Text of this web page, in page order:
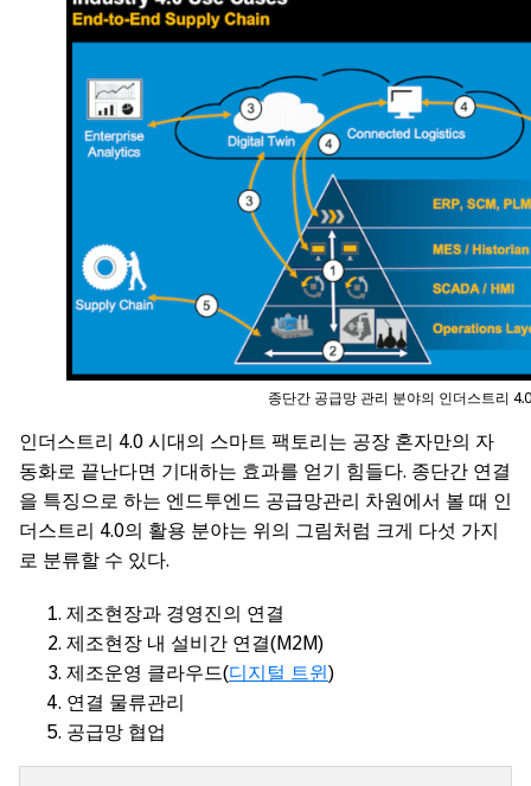
종단간 공급망 관리 분야의 인더스트리
인더스트리 4.0 시대의 스마트 팩토리는 공장 혼자만의 자
동화로 끝난다면 기대하는 효과를 얻기 힘들다. 종단간 연결
을 특징으로 하는 엔드투엔드 공급망관리 차원에서 볼 때 인
더스트리 4.0의 활용 분야는 위의 그림처럼 크게 다섯 가지
로 분류할 수 있다.
제조현장과 경영진의 연결
제조현장 내 설비간 연결(M2M)
제조운영 클라우드(디지털 트윈 )
연결 물류관리
공급망 협업